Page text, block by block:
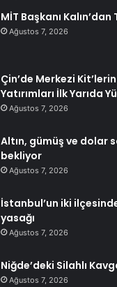
MİT Başkanı
Ağustos 7, 2026
Çin’de Merkezi
Yatırımları İlk Yarıda
Ağustos 7, 2026
Altın, gümüş ve dolar
bekliyor
Ağustos 7, 2026
İstanbul’un iki
yasağı
Ağustos 7, 2026
Niğde’deki Silahlı
Ağustos 7, 2026